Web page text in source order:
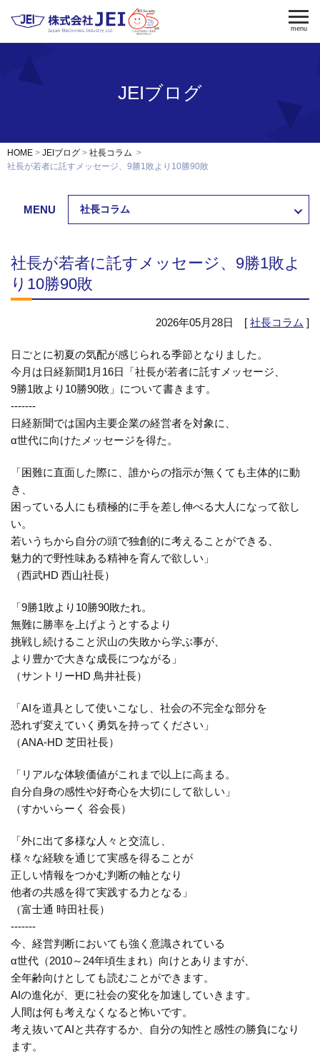
製品資料ダウンロード
電気錠制御盤 入退室管理
修理・保守
menu
JEIブログ
HOME JEIブログ
社長コラム
社長が若者に託すメッセージ、9勝1敗より10勝90敗
MENU 社長コラム
社長が若者に託すメッセージ、9勝1敗よ
り10勝90敗
2026年05月28日 [ 社長コラム ]
日ごとに初夏の気配が感じられる季節となりました。
今月は日経新聞1月16日「社長が若者に託すメッセージ、
9勝1敗より10勝90敗」について書きます。
-------
日経新聞では国内主要企業の経営者を対象に、
α世代に向けたメッセージを得た。
「困難に直面した際に、誰からの指示が無くても主体的に動
き、
困っている人にも積極的に手を差し伸べる大人になって欲し
い。
若いうちから自分の頭で独創的に考えることができる、
魅力的で野性味ある精神を育んで欲しい」
（西武HD 西山社長）
「9勝1敗より10勝90敗たれ。
無難に勝率を上げようとするより
挑戦し続けること沢山の失敗から学ぶ事が、
より豊かで大きな成長につながる」
（サントリーHD 鳥井社長）
「AIを道具として使いこなし、社会の不完全な部分を
恐れず変えていく勇気を持ってください」
（ANA-HD 芝田社長）
「リアルな体験価値がこれまで以上に高まる。
自分自身の感性や好奇心を大切にして欲しい」
（すかいらーく 谷会長）
「外に出て多様な人々と交流し、
様々な経験を通じて実感を得ることが
正しい情報をつかむ判断の軸となり
他者の共感を得て実践する力となる」
（富士通 時田社長）
-------
今、経営判断においても強く意識されている
α世代（2010～24年頃生まれ）向けとありますが、
全年齢向けとしても読むことができます。
AIの進化が、更に社会の変化を加速していきます。
人間は何も考えなくなると怖いです。
考え抜いてAIと共存するか、自分の知性と感性の勝負になり
ます。